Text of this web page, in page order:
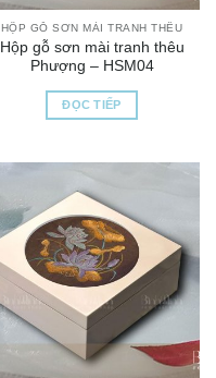
HỘP GỖ SƠN MÀI TRANH THÊU
Hộp gỗ sơn mài tranh thêu
Phượng – HSM04
ĐỌC TIẾP